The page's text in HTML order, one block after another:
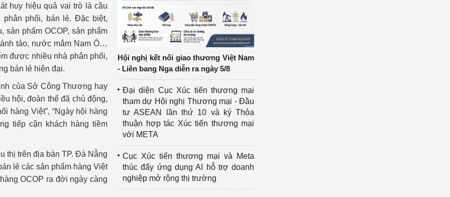
Thị trường châu Âu – châu Mỹ
đưa nghị quyết
vào cuộc sống
Công nghiệp nền tảng
Chính sách
Sản xuất công nghiệp
huy hiệu quả vai trò là cầu
phối, bán lẻ. Đặc biệt,
sản phẩm OCOP, sản phẩm
tảo, nước mắm Nam Ô…
được nhiều nhà phân phối,
bán lẻ hiện đại.
của Sở Công Thương hay
hội, đoàn thể đã chủ động,
hàng Việt”, “Ngày hội hàng
tiếp cận khách hàng tiềm
thị trên địa bàn TP. Đà Nẵng
lẻ các sản phẩm hàng Việt
OCOP ra đời ngày càng
Hội nghị kết nối giao thương Việt Nam
- Liên bang Nga diễn ra ngày 5/8
Đại diện Cục Xúc tiến thương mại
tham dự Hội nghị Thương mại - Đầu
tư ASEAN lần thứ 10 và ký Thỏa
thuận hợp tác Xúc tiến thương mại
với META
Cục Xúc tiến thương mại và Meta
thúc đẩy ứng dụng AI hỗ trợ doanh
nghiệp mở rộng thị trường